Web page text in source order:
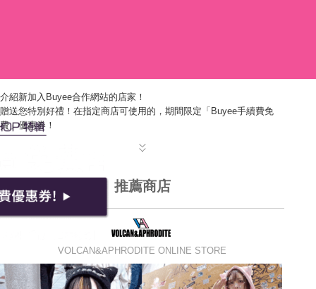
介紹新加入Buyee合作網站的店家！
贈送您特別好禮！在指定商店可使用的，期間限定「Buyee手續費免
費」優惠券！
推薦商店
VOLCAN&APHRODITE ONLINE STORE